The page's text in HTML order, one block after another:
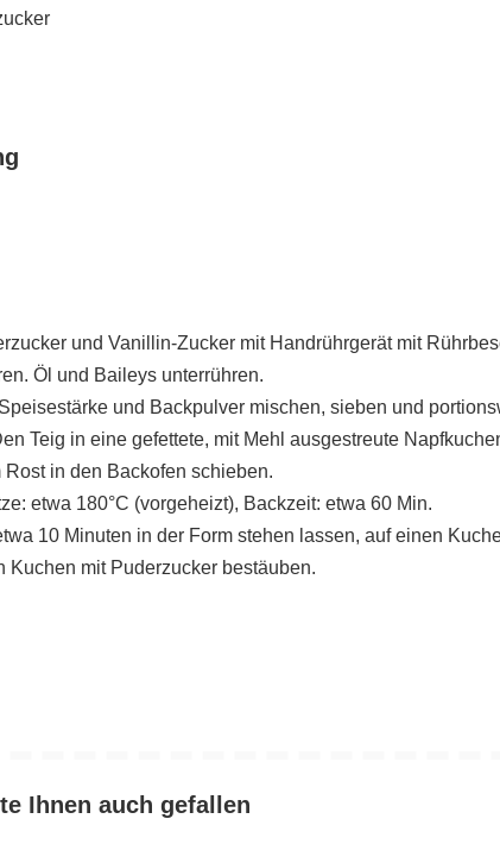
und Vanillin-Zucker mit Handrührgerät mit
Öl und Baileys unterrühren.
und Backpulver mischen, sieben und
Teig in eine gefettete, mit Mehl ausgestreute
Rost in den Backofen schieben.
etwa 180°C (vorgeheizt), Backzeit: etwa 60 Min.
10 Minuten in der Form stehen lassen, auf einen
Kuchen mit Puderzucker bestäuben.
Ihnen auch gefallen